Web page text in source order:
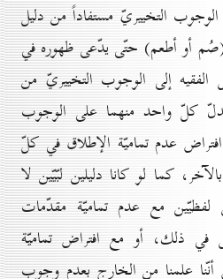
التخييريّ مستفاداً من دليل
أو أطعم) حتّى يدّعى ظهوره في
إلى الوجوب التخييريّ من
كلّ واحد منهما على الوجوب
افتراض عدم تماميّة الإطلاق في كلّ
كما لو كانا دليلين لبّيّين لا
لفظيّين مع عدم تماميّة مقدّمات
في ذلك، أو مع افتراض تماميّة
علمنا من الخارج بعدم وجوب